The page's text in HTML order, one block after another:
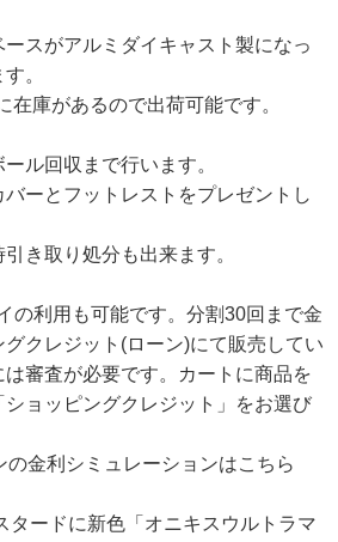
スがアルミダイキャスト製になっ
。
在庫があるので出荷可能です。
ル回収まで行います。
ーとフットレストをプレゼントし
き取り処分も出来ます。
の利用も可能です。分割30回まで金
クレジット(ローン)にて販売してい
は審査が必要です。カートに商品を
ショッピングクレジット」をお選び
の金利シミュレーションはこちら
タードに新色「オニキスウルトラマ